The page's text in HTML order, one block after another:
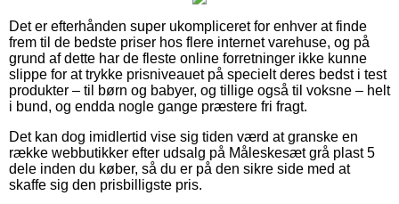
Det er efterhånden super ukompliceret for enhver at finde
frem til de bedste priser hos flere internet varehuse, og på
grund af dette har de fleste online forretninger ikke kunne
slippe for at trykke prisniveauet på specielt deres bedst i test
produkter – til børn og babyer, og tillige også til voksne – helt
i bund, og endda nogle gange præstere fri fragt.
Det kan dog imidlertid vise sig tiden værd at granske en
række webbutikker efter udsalg på Måleskesæt grå plast 5
dele inden du køber, så du er på den sikre side med at
skaffe sig den prisbilligste pris.